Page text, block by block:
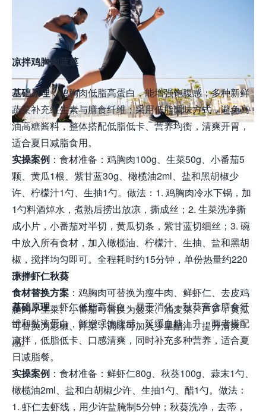
凉拌鸡胸肉蔬菜
基础原理：鸡胸肉低脂高蛋白，能增强饱腹感；多种新鲜
蔬菜补充维生素与膳食纤维；采用低脂调味方式，避免高
油高糖酱料，整体搭配低脂低卡、营养均衡，清爽开胃，
适合夏日减脂食用。
实操案例 ：食材准备：鸡胸肉100g、生菜50g、小番茄5
颗、黄瓜1根、紫甘蓝30g、橄榄油2ml、盐和黑胡椒少
许、柠檬汁1勺、生抽1勺。做法：1. 鸡胸肉冷水下锅，加
1勺料酒焯水，煮熟后捞出放凉，撕成丝；2. 生菜洗净撕
成小片，小番茄对半切，黄瓜切条，紫甘蓝切细丝；3. 碗
中放入所有食材，加入橄榄油、柠檬汁、生抽、盐和黑胡
椒，搅拌均匀即可。全程耗时约15分钟，单份热量约220
千卡。
食材替换方案 ：鸡胸肉可替换为瘦牛肉、鲜虾仁、去皮鸡
腿肉；生菜、小番茄可替换为菠菜、油麦菜、芦笋；黄瓜
可替换为彩椒、芹菜；调味可加入少量醋汁，提升清爽
感。
凉拌虾仁秋葵
基础原理：虾仁低脂高蛋白，易于消化；秋葵富含膳食纤
维和黏液蛋白，能增强饱腹感，延缓血糖上升；两者搭配
凉拌，低脂低卡、口感清爽，同时补充多种营养，适合夏
日减脂餐。
实操案例 ：食材准备：鲜虾仁80g、秋葵100g、蒜末1勺、
橄榄油2ml、盐和白胡椒少许、生抽1勺、醋1勺。做法：
1. 虾仁去虾线，用少许盐腌制5分钟；秋葵洗净，去蒂，